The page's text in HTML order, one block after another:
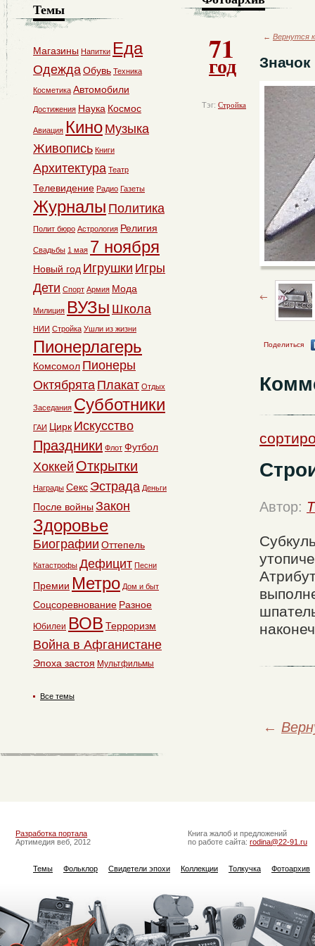
71
год
Тэг: Стройка
← Вернутся
Поделиться
Автор:
←
Темы
Магазины Напитки Еда
ОдеждаОбувь Техника
Косметика Автомобили
Достижения Наука Космос
Авиация Кино Музыка
Живопись Книги
Архитектура Театр
Телевидение Радио Газеты
Журналы Политика
Полит бюро Астрология Религия
Свадьбы 1 мая 7 ноября
Новый год Игрушки Игры
Дети Спорт Армия Мода
Милиция ВУЗы Школа
НИИ Стройка Ушли из жизни
Пионерлагерь
Комсомол Пионеры
Октябрята Плакат Отдых
Заседания Субботники
ГАИ Цирк Искусство
Праздники Флот Футбол
Хоккей Открытки
Награды Секс Эстрада Деньги
После войны Закон
Здоровье
Биографии Оттепель
Катастрофы Дефицит Песни
Премии Метро Дом и быт
Соцсоревнование Разное
Юбилеи ВОВ Терроризм
Война в Афганистане
Эпоха застоя Мультфильмы
Все темы
Разработка портала
Артимедия веб, 2012
Книга жалоб и предложений
по работе сайта: rodina@22-91.ru
Темы Фольклор Свидетели эпохи Коллекции Толкучка Фотоархив